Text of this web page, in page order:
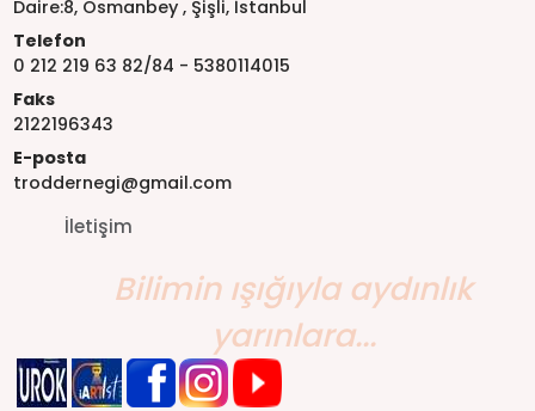
Daire:8, Osmanbey , Şişli, İstanbul
Telefon
0 212 219 63 82/84 - 5380114015
Faks
2122196343
E-posta
troddernegi@gmail.com
İletişim
Bilimin ışığıyla aydınlık
yarınlara...